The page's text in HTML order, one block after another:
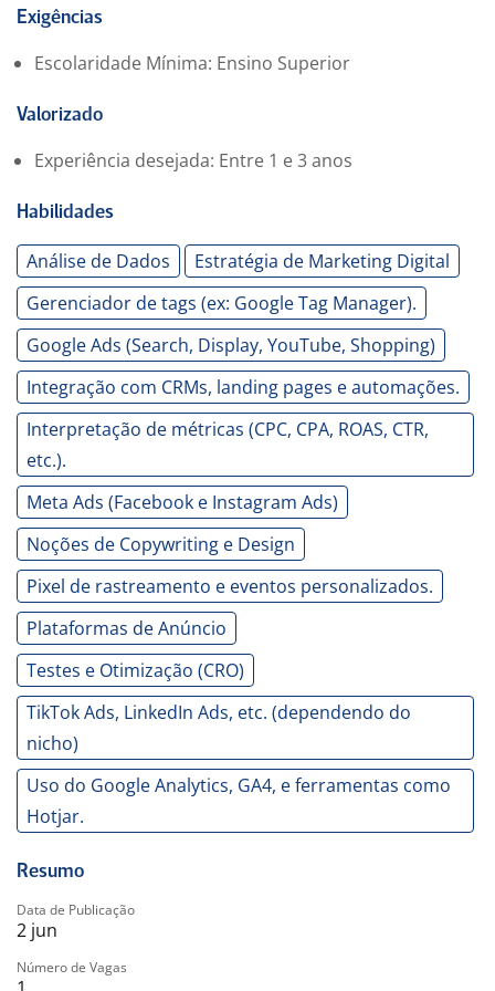
ROAS, CTR, entre outras.
um diferencial importante, assim como o
conhecimento em pixel de rastreamento e eventos
personalizados.
Exigências
Escolaridade Mínima: Ensino Superior
Valorizado
Experiência desejada: Entre 1 e 3 anos
Habilidades
Análise de Dados
Estratégia de Marketing Digital
Gerenciador de tags (ex: Google Tag Manager).
Google Ads (Search, Display, YouTube, Shopping)
Integração com CRMs, landing pages e automações.
Interpretação de métricas (CPC, CPA, ROAS, CTR,
etc.).
Meta Ads (Facebook e Instagram Ads)
Noções de Copywriting e Design
Pixel de rastreamento e eventos personalizados.
Plataformas de Anúncio
Testes e Otimização (CRO)
TikTok Ads, LinkedIn Ads, etc. (dependendo do
nicho)
Uso do Google Analytics, GA4, e ferramentas como
Hotjar.
Resumo
Data de Publicação
2 jun
Número de Vagas